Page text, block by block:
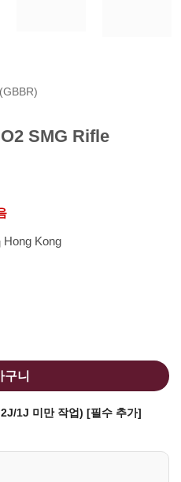
SMG Rifle
Hong Kong
수량
구니
1J 미만 작업) [필수 추가]